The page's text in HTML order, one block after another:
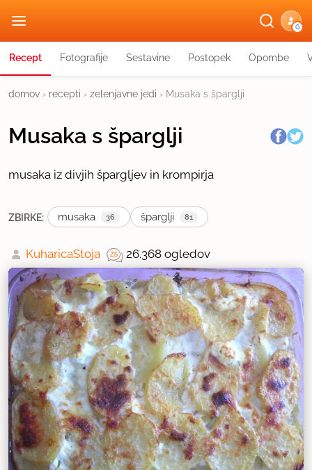
G
Recept Fotografije Sestavine Postopek Opombe
domov › recepti › zelenjavne jedi › Musaka s šparglji
Musaka s šparglji
musaka iz divjih špargljev in krompirja
ZBIRKE: musaka 36 šparglji 81
KuharicaStoja 26.368 ogledov